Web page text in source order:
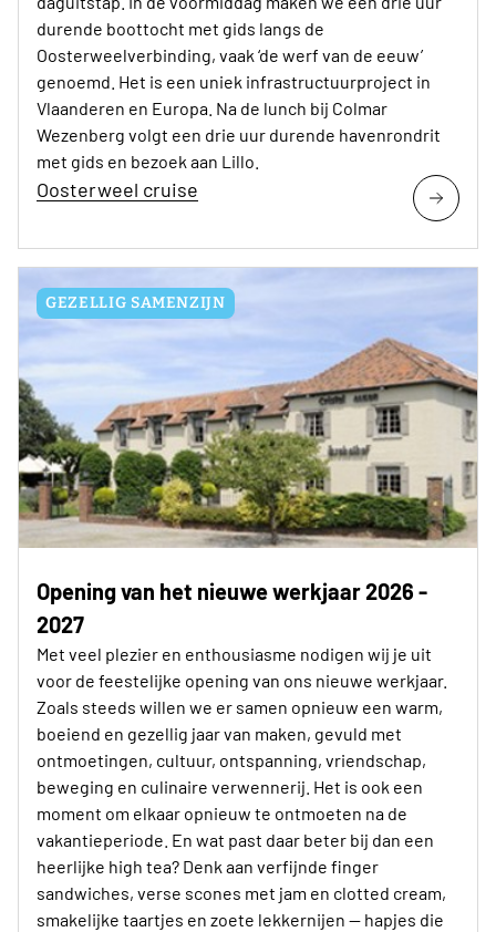
durende boottocht met gids langs de
Oosterweelverbinding, vaak ‘de werf van de eeuw’
genoemd. Het is een uniek infrastructuurproject in
Vlaanderen en Europa. Na de lunch bij Colmar
Wezenberg volgt een drie uur durende havenrondrit
met gids en bezoek aan Lillo.
Oosterweel cruise
GEZELLIG SAMENZIJN
Opening van het nieuwe werkjaar 2026 -
2027
Met veel plezier en enthousiasme nodigen wij je uit
voor de feestelijke opening van ons nieuwe werkjaar.
Zoals steeds willen we er samen opnieuw een warm,
boeiend en gezellig jaar van maken, gevuld met
ontmoetingen, cultuur, ontspanning, vriendschap,
beweging en culinaire verwennerij. Het is ook een
moment om elkaar opnieuw te ontmoeten na de
vakantieperiode. En wat past daar beter bij dan een
heerlijke high tea? Denk aan verfijnde finger
sandwiches, verse scones met jam en clotted cream,
smakelijke taartjes en zoete lekkernijen — hapjes die